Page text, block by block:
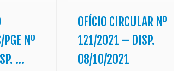
de todas as
e dos
do Poder
Espírito […]
PGE Nº
...
CIRCULAR Nº 121/2021 –
DE MONITORAMENTO DE
EXTRAJUDICIAL Vitória,
outubro de 2021. De
do Exmo. Sr.
OFÍCIO CIRCULAR Nº
121/2021 – DISP.
08/10/2021